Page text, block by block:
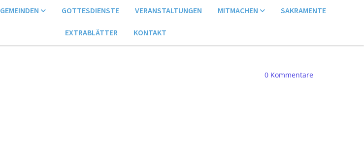
GEMEINDEN GOTTESDIENSTE VERANSTALTUNGEN MITMACHEN SAKRAMENTE
EXTRABLÄTTER KONTAKT
0 Kommentare